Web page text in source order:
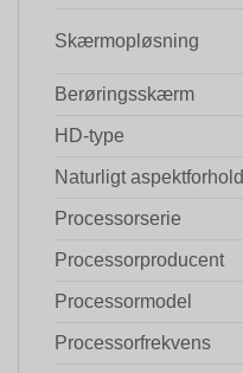
Skærmopløsning
Berøringsskærm
HD-type
Naturligt aspektforhold
Processorserie
Processorproducent
Processormodel
Processorfrekvens